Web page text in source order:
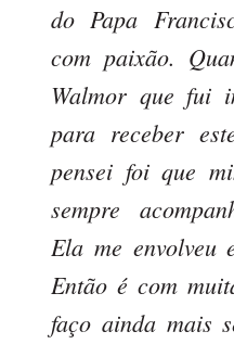
do Papa
com paixão.
Walmor que fui
para receber
pensei foi que
sempre
Ela me envolveu
Então é com
faço ainda mais